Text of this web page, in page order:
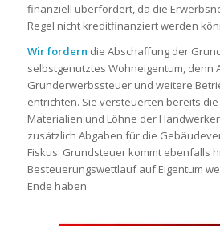
finanziell überfordert, da die
Regel nicht kreditfinanziert werden
Wir fordern die Abschaffung der
selbstgenutztes Wohneigentum, denn
Grunderwerbssteuer und weitere
entrichten. Sie versteuerten bereits
Materialien und Löhne der
zusätzlich Abgaben für die
Fiskus. Grundsteuer kommt ebenfalls
Besteuerungswettlauf auf Eigentum
Ende haben